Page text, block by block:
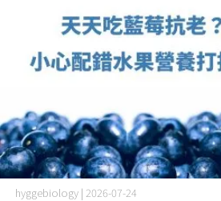
hyggebiology | 2026-07-24